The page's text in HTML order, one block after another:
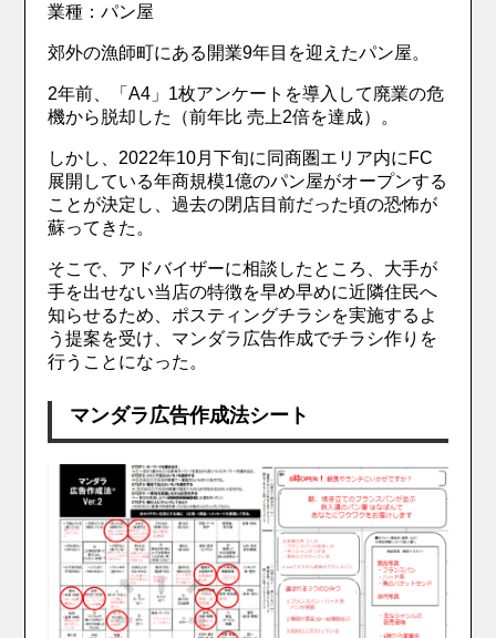
業種：パン屋
郊外の漁師町にある開業9年目を迎えたパン屋。
2年前、「A4」1枚アンケートを導入して廃業の危
機から脱却した（前年比 売上2倍を達成）。
しかし、2022年10月下旬に同商圏エリア内にFC
展開している年商規模1億のパン屋がオープンする
ことが決定し、過去の閉店目前だった頃の恐怖が
蘇ってきた。
そこで、アドバイザーに相談したところ、大手が
手を出せない当店の特徴を早め早めに近隣住民へ
知らせるため、ポスティングチラシを実施するよ
う提案を受け、マンダラ広告作成でチラシ作りを
行うことになった。
マンダラ広告作成法シート